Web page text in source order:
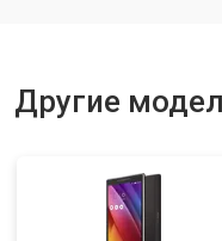
Другие